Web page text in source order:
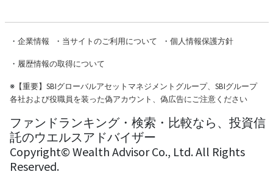
・ 企業情報 ・ 当サイトのご利用について ・ 個人情報保護方針
・ 履歴情報の取得について
※【重要】SBIグローバルアセットマネジメントグループ、SBIグループ
各社および役職員を装った偽アカウント、偽広告にご注意ください
ファンドランキング・検索・比較なら、投資信
託のウエルスアドバイザー
Copyright© Wealth Advisor Co., Ltd. All Rights
Reserved.